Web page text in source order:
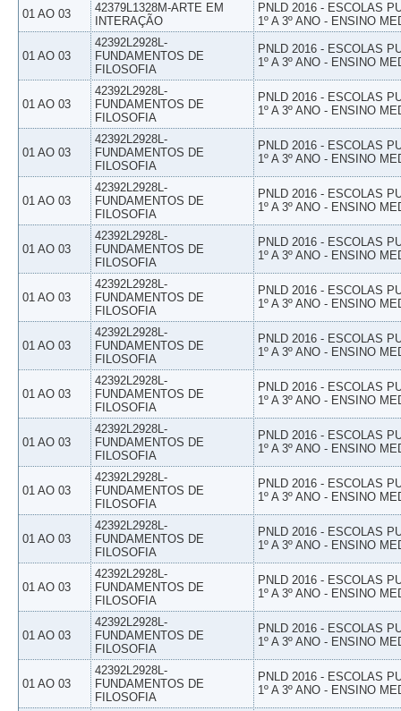
01 AO 03
42379L1328M-ARTE EM
INTERAÇÃO
PNLD 2016 - ESCOLAS
1º A 3º ANO - ENSINO
01 AO 03
42392L2928L-
FUNDAMENTOS DE
FILOSOFIA
PNLD 2016 - ESCOLAS
1º A 3º ANO - ENSINO
01 AO 03
42392L2928L-
FUNDAMENTOS DE
FILOSOFIA
PNLD 2016 - ESCOLAS
1º A 3º ANO - ENSINO
01 AO 03
42392L2928L-
FUNDAMENTOS DE
FILOSOFIA
PNLD 2016 - ESCOLAS
1º A 3º ANO - ENSINO
01 AO 03
42392L2928L-
FUNDAMENTOS DE
FILOSOFIA
PNLD 2016 - ESCOLAS
1º A 3º ANO - ENSINO
01 AO 03
42392L2928L-
FUNDAMENTOS DE
FILOSOFIA
PNLD 2016 - ESCOLAS
1º A 3º ANO - ENSINO
01 AO 03
42392L2928L-
FUNDAMENTOS DE
FILOSOFIA
PNLD 2016 - ESCOLAS
1º A 3º ANO - ENSINO
01 AO 03
42392L2928L-
FUNDAMENTOS DE
FILOSOFIA
PNLD 2016 - ESCOLAS
1º A 3º ANO - ENSINO
01 AO 03
42392L2928L-
FUNDAMENTOS DE
FILOSOFIA
PNLD 2016 - ESCOLAS
1º A 3º ANO - ENSINO
01 AO 03
42392L2928L-
FUNDAMENTOS DE
FILOSOFIA
PNLD 2016 - ESCOLAS
1º A 3º ANO - ENSINO
01 AO 03
42392L2928L-
FUNDAMENTOS DE
FILOSOFIA
PNLD 2016 - ESCOLAS
1º A 3º ANO - ENSINO
01 AO 03
42392L2928L-
FUNDAMENTOS DE
FILOSOFIA
PNLD 2016 - ESCOLAS
1º A 3º ANO - ENSINO
01 AO 03
42392L2928L-
FUNDAMENTOS DE
FILOSOFIA
PNLD 2016 - ESCOLAS
1º A 3º ANO - ENSINO
01 AO 03
42392L2928L-
FUNDAMENTOS DE
FILOSOFIA
PNLD 2016 - ESCOLAS
1º A 3º ANO - ENSINO
01 AO 03
42392L2928L-
FUNDAMENTOS DE
FILOSOFIA
PNLD 2016 - ESCOLAS
1º A 3º ANO - ENSINO